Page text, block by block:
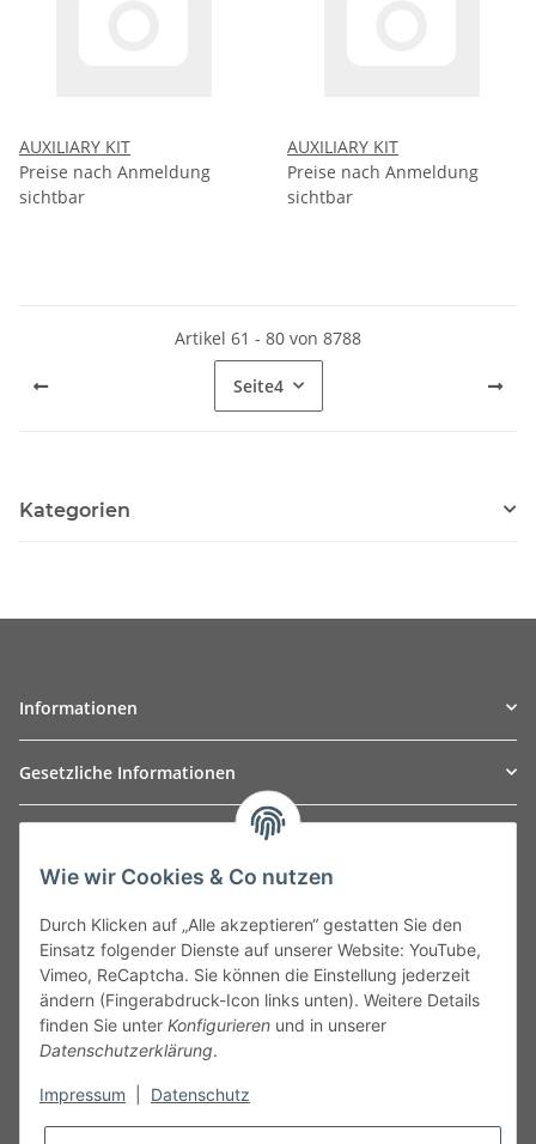
AUXILIARY KIT
Preise nach Anmeldung
sichtbar
AUXILIARY KIT
Preise nach Anmeldung
sichtbar
Artikel 61 - 80 von 8788
Seite4
Kategorien
Informationen
Gesetzliche Informationen
Leibnizstraße 2a
Germany
Phone:+49 40 5287270
Fax:+49 40 5281050
Email:sales@tow-automotive.de
Wie wir Cookies & Co nutzen
Durch Klicken auf „Alle akzeptieren“ gestatten Sie den
Einsatz folgender Dienste auf unserer Website: YouTube,
Vimeo, ReCaptcha. Sie können die Einstellung jederzeit
ändern (Fingerabdruck-Icon links unten). Weitere Details
finden Sie unter Konfigurieren und in unserer
Datenschutzerklärung.
Impressum Datenschutz